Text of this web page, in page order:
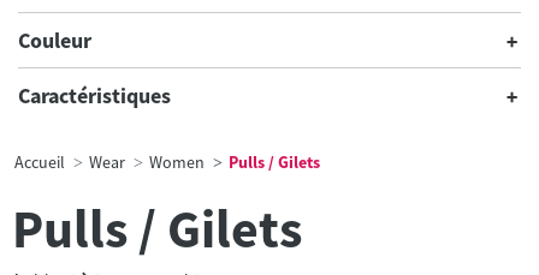
Couleur
Caractéristiques
Accueil Wear Women Pulls / Gilets
Pulls / Gilets